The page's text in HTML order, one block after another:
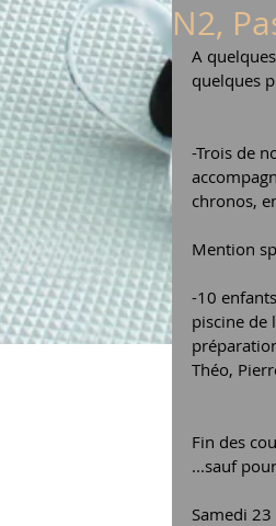
N2,
A
quelques
-Trois de
chronos,
Mention
-10
piscine de
Théo,
Fin des
...sauf
Samedi